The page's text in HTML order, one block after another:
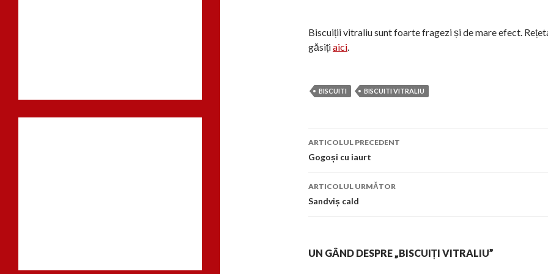
Biscuiții vitraliu sunt foarte fragezi și de mare efect.
găsițiaici.
BISCUITI BISCUITI VITRALIU
Navigare
în
articol
ARTICOLUL PRECEDENT
Gogoși cu iaurt
ARTICOLUL URMĂTOR
Sandviș cald
UN GÂND DESPRE „BISCUIȚI VITRALIU”